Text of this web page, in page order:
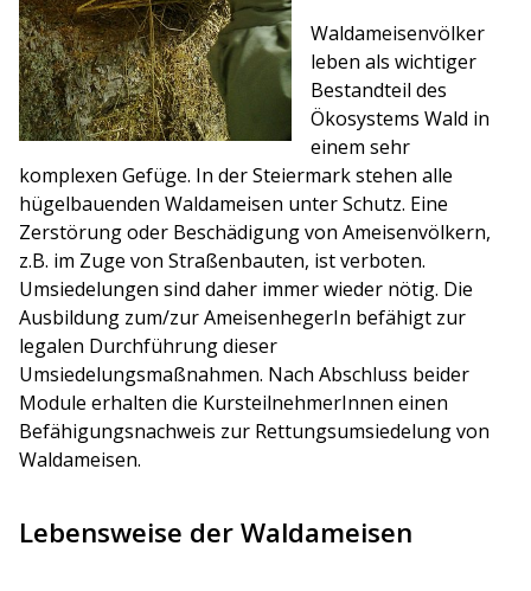
Waldameisenvölker
leben als wichtiger
Bestandteil des
Ökosystems Wald in
einem sehr
komplexen Gefüge. In der Steiermark stehen alle
hügelbauenden Waldameisen unter Schutz. Eine
Zerstörung oder Beschädigung von Ameisenvölkern,
z.B. im Zuge von Straßenbauten, ist verboten.
Umsiedelungen sind daher immer wieder nötig. Die
Ausbildung zum/zur AmeisenhegerIn befähigt zur
legalen Durchführung dieser
Umsiedelungsmaßnahmen. Nach Abschluss beider
Module erhalten die KursteilnehmerInnen einen
Befähigungsnachweis zur Rettungsumsiedelung von
Waldameisen.
Lebensweise der Waldameisen